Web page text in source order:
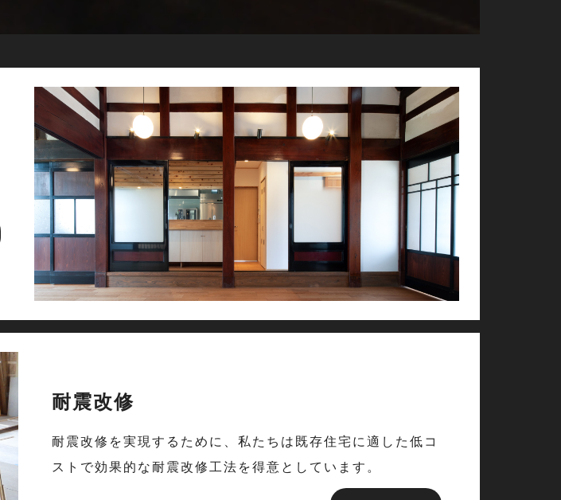
耐震改修
耐震改修を実現するために、私たちは既存住宅に適した低コ
ストで効果的な耐震改修工法を得意としています。